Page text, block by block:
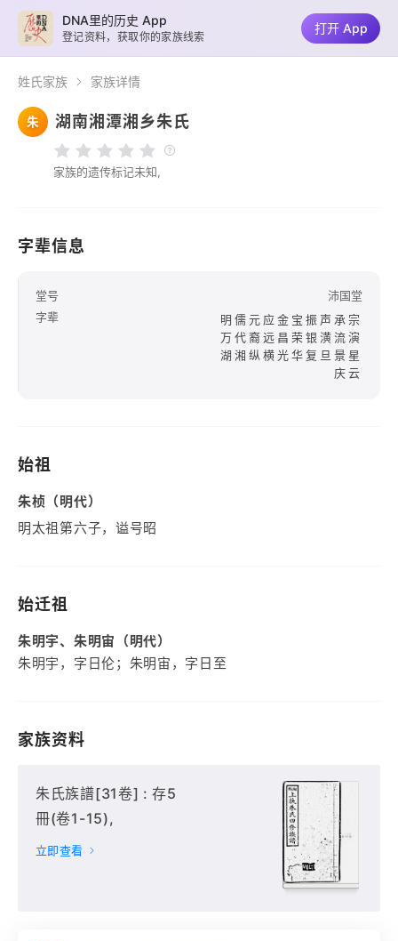
姓氏家族 家族详情
朱 湖南湘潭湘乡朱氏
家族的遗传标记未知,
字辈信息
堂号
沛国堂
字辈
明儒元应金宝振声承宗
万代裔远昌荣银潢流演
湖湘纵横光华复旦景星
庆云
始祖
朱桢（明代）
明太祖第六子，谥号昭
始迁祖
朱明宇、朱明宙（明代）
朱明宇，字日伦；朱明宙，字日至
家族资料
朱氏族譜[31卷] : 存5
冊(卷1-15),
立即查看
DNA里的历史 App
登记资料，获取你的家族线索
打开 App